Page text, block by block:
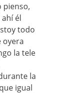
pienso,
él
todo
oyera
la tele
la
igual